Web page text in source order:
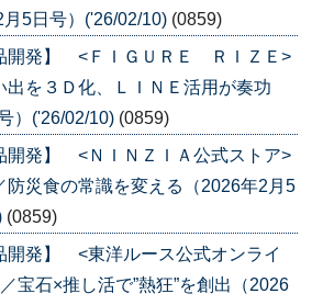
5日号）('26/02/10) (0859)
開発】 <ＦＩＧＵＲＥ ＲＩＺＥ>
を３Ｄ化、ＬＩＮＥ活用が奏功
）('26/02/10) (0859)
開発】 <ＮＩＮＺＩＡ公式ストア>
災食の常識を変える（2026年2月5
(0859)
開発】 <東洋ルース公式オンライ
宝石×推し活で”熱狂”を創出（2026